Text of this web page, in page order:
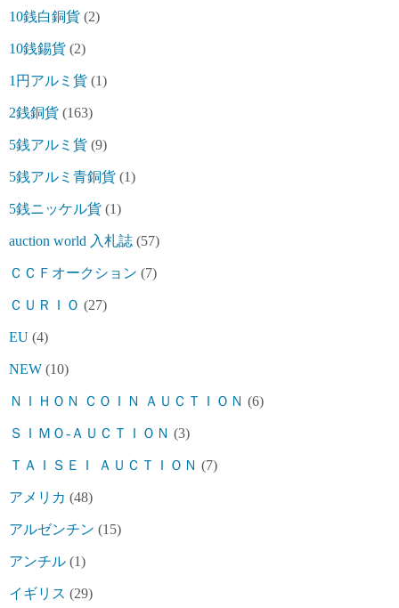
10銭白銅貨 (2)
10銭錫貨 (2)
1円アルミ貨 (1)
2銭銅貨 (163)
5銭アルミ貨 (9)
5銭アルミ青銅貨 (1)
5銭ニッケル貨 (1)
auction world 入札誌 (57)
ＣＣＦオークション (7)
ＣＵＲＩＯ (27)
EU (4)
NEW (10)
ＮＩＨＯＮ ＣＯＩＮ ＡＵＣＴＩＯＮ (6)
ＳＩＭＯ-ＡＵＣＴＩＯＮ (3)
ＴＡＩＳＥＩ ＡＵＣＴＩＯＮ (7)
アメリカ (48)
アルゼンチン (15)
アンチル (1)
イギリス (29)